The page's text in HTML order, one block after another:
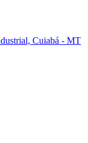
Cuiabá - MT